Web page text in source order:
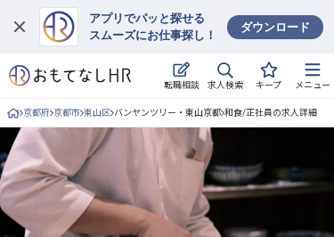
アプリでパッと探せる
スムーズにお仕事探し！
ダウンロード
転職相談 求人検索 キープ メニュー
ログイン
求人・施設を探す
キープした求人
就職・転職 合同説明会
おもてなしHRについて
京都府 京都市 東山区 バンヤンツリー・東山京都 和食/正社員の求人詳細